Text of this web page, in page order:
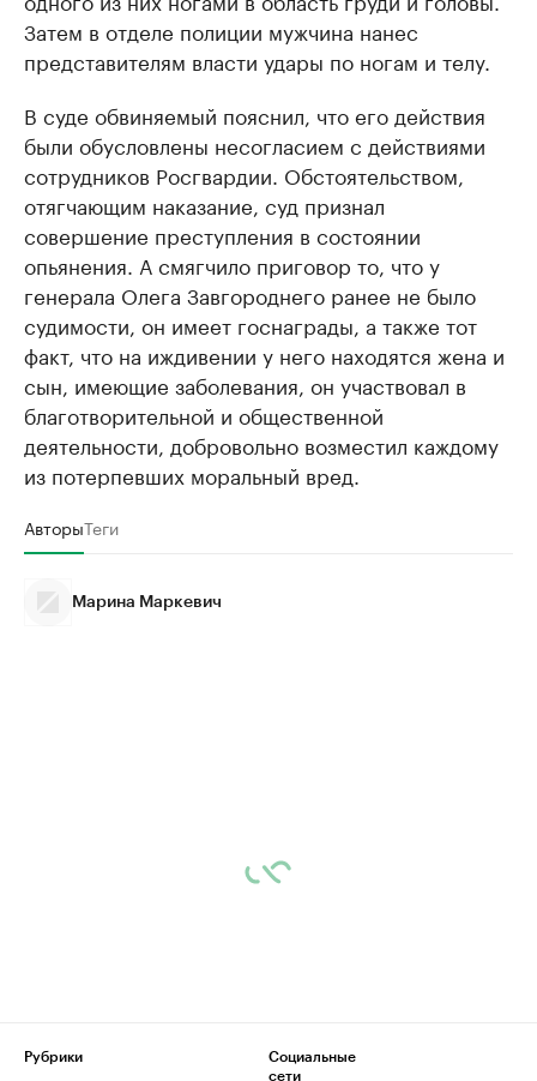
Затем в отделе полиции мужчина нанес
представителям власти удары по ногам и телу.
В суде обвиняемый пояснил, что его действия
были обусловлены несогласием с действиями
сотрудников Росгвардии. Обстоятельством,
отягчающим наказание, суд признал
совершение преступления в состоянии
опьянения. А смягчило приговор то, что у
генерала Олега Завгороднего ранее не было
судимости, он имеет госнаграды, а также тот
факт, что на иждивении у него находятся жена и
сын, имеющие заболевания, он участвовал в
благотворительной и общественной
деятельности, добровольно возместил каждому
из потерпевших моральный вред.
АвторыТеги
Марина Маркевич
Рубрики
Социальные
сети